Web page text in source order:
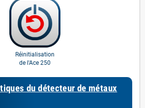
Réinitialisation
de l'Ace 250
du détecteur de métaux